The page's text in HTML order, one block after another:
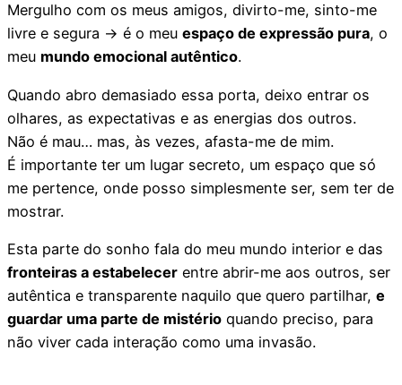
Mergulho com os meus amigos, divirto-me, sinto-me
livre e segura → é o meu espaço de expressão pura, o
meu mundo emocional autêntico.
Quando abro demasiado essa porta, deixo entrar os
olhares, as expectativas e as energias dos outros.
Não é mau… mas, às vezes, afasta-me de mim.
É importante ter um lugar secreto, um espaço que só
me pertence, onde posso simplesmente ser, sem ter de
mostrar.
Esta parte do sonho fala do meu mundo interior e das
fronteiras a estabelecer entre abrir-me aos outros, ser
autêntica e transparente naquilo que quero partilhar, e
guardar uma parte de mistério quando preciso, para
não viver cada interação como uma invasão.